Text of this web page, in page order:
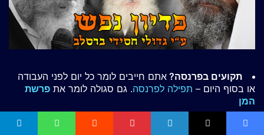
תקועים בפרנסה? אתם חייבים לומר כל יום לפני העבודה
או בסוף היום – תפילה לפרנסה. גם סגולה לומר את פרשת
המן
מחפשים את החלק השני שלכם?
לפניכם מאגר
תפילות